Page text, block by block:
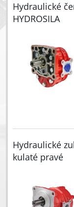
Hydraulické
HYDROSILA
Hydraulické
kulaté pravé